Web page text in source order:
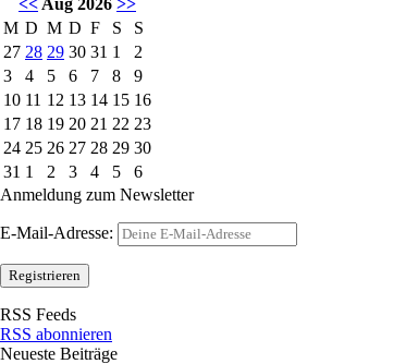
M D M D F S
S
27 28 29 30 31 1
2
3
4 5 6 7 8
9
10 11 12 13 14 15 16
17 18 19 20 21 22 23
24 25 26 27 28 29 30
31 1 2 3 4 5
6
Anmeldung zum Newsletter
E-Mail-Adresse:
RSS Feeds
RSS abonnieren
Neueste Beiträge